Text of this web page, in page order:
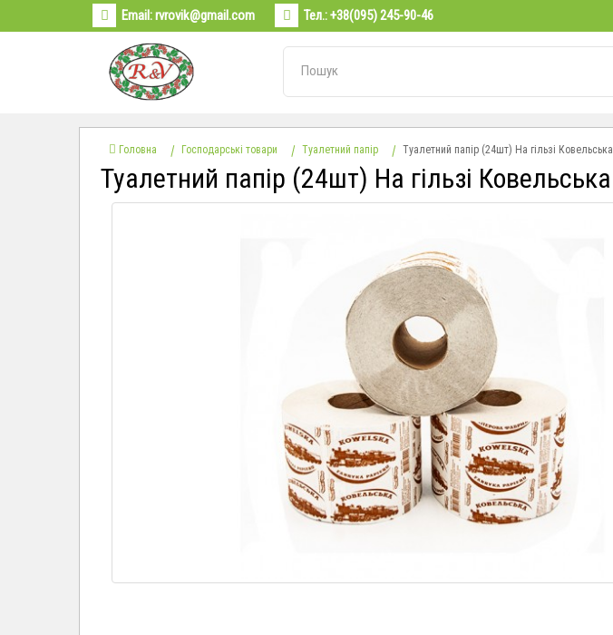
Email:rvrovik@gmail.com Тел.:+38(095) 245-90-46
Головна Господарські товари Туалетний папір Туалетний папір (24шт) На гільзі Ковельська
Туалетний папір (24шт) На гільзі Ковельська